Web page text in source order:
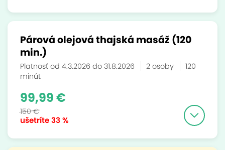
Párová olejová thajská masáž (120
min.)
Platnosť od 4.3.2026 do 31.8.2026 2 osoby
120
minút
ušetríte33 %
99,99 €
150 €